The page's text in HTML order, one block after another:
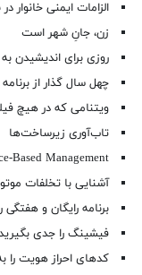
الزامات ایمنی خانوار در
زن، جانِ شهر است
روزی برای اندیشیدن
چهل سال گذار از
ویتنامی که در هیچ
تاب‌آوری زیرساخت‌ها
Based Management
آشنایی با تخلفات
برنامه رایگان و
فیشینگ را جدی
کدهای احراز هویت را